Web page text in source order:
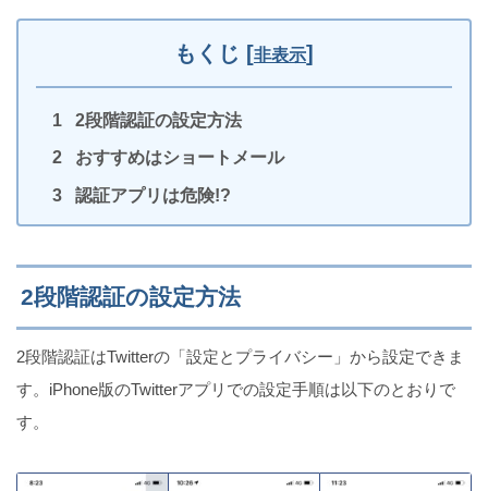
音が出ない原因と対処法
iPhoneのLINEキャッシュの削除方法と削除後どうな
るかも解説!!
iPhoneをiCloudにバックアップできない原因4選
もくじ [非表示]
2段階認証の設定方法
おすすめはショートメール
認証アプリは危険!?
2段階認証の設定方法
2段階認証はTwitterの「設定とプライバシー」から設定できま
す。iPhone版のTwitterアプリでの設定手順は以下のとおりで
す。